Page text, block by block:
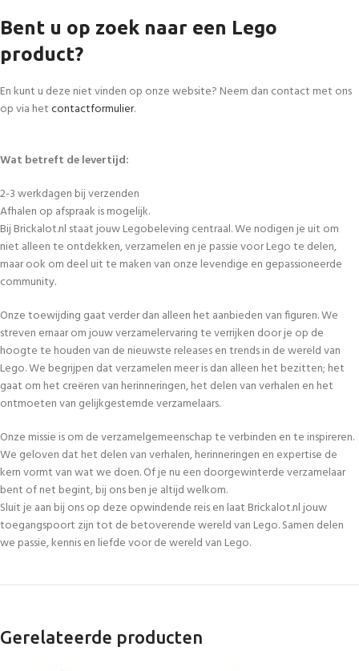
Bent u op zoek naar een Lego
product?
En kunt u deze niet vinden op onze website? Neem dan contact met ons
op via hetcontactformulier.
Wat betreft de levertijd:
2-3 werkdagen bij verzenden
Afhalen op afspraak is mogelijk.
Bij Brickalot.nl staat jouw Legobeleving centraal. We nodigen je uit om
niet alleen te ontdekken, verzamelen en je passie voor Lego te delen,
maar ook om deel uit te maken van onze levendige en gepassioneerde
community.
Onze toewijding gaat verder dan alleen het aanbieden van figuren. We
streven ernaar om jouw verzamelervaring te verrijken door je op de
hoogte te houden van de nieuwste releases en trends in de wereld van
Lego. We begrijpen dat verzamelen meer is dan alleen het bezitten; het
gaat om het creëren van herinneringen, het delen van verhalen en het
ontmoeten van gelijkgestemde verzamelaars.
Onze missie is om de verzamelgemeenschap te verbinden en te inspireren.
We geloven dat het delen van verhalen, herinneringen en expertise de
kern vormt van wat we doen. Of je nu een doorgewinterde verzamelaar
bent of net begint, bij ons ben je altijd welkom.
Sluit je aan bij ons op deze opwindende reis en laat Brickalot.nl jouw
toegangspoort zijn tot de betoverende wereld van Lego. Samen delen
we passie, kennis en liefde voor de wereld van Lego.
Gerelateerde producten